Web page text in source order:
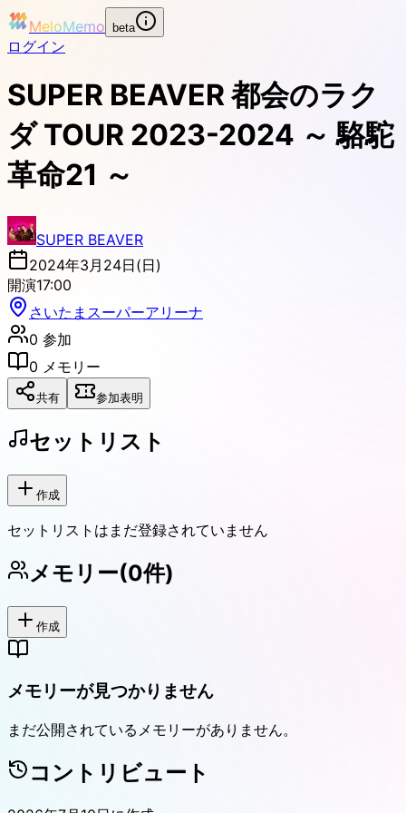
MeloMemo beta
ログイン
SUPER BEAVER 都会のラク
ダ TOUR 2023-2024 ～ 駱駝
革命21 ～
SUPER BEAVER
2024年3月24日(日)
開演17:00
さいたまスーパーアリーナ
0 参加
0 メモリー
共有 参加表明
セットリスト
作成
セットリストはまだ登録されていません
メモリー(0件)
作成
メモリーが見つかりません
まだ公開されているメモリーがありません。
コントリビュート